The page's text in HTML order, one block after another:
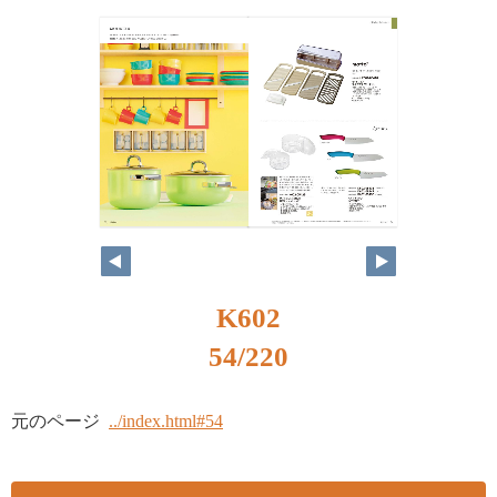
K602
54/220
元のページ ../index.html#54